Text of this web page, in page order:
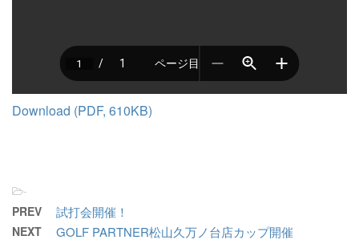
Download (PDF, 610KB)
-
PREV 試打会開催！
NEXT GOLF PARTNER松山久万ノ台店カップ開催